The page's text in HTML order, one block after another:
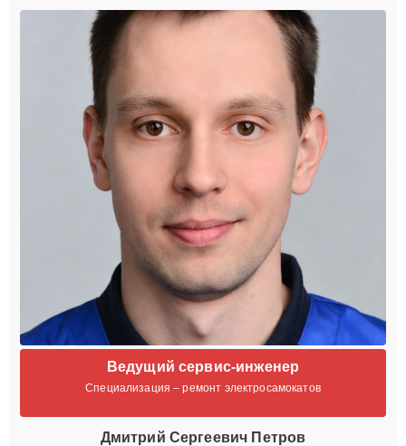
Ведущий сервис-инженер
Специализация – ремонт электросамокатов
Дмитрий Сергеевич Петров